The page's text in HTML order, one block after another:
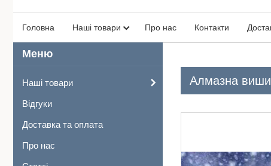
Головна Наші товари Про нас Контакти
Алмазна
Наші товари
Відгуки
Доставка та оплата
Про нас